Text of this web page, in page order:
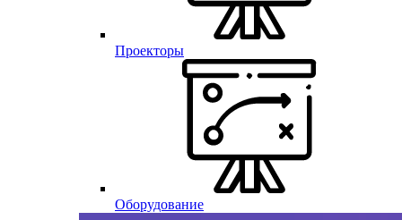
Проекторы
Оборудование